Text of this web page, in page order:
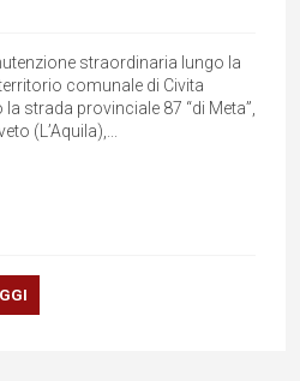
straordinaria lungo la
comunale di Civita
la strada provinciale 87 “di Meta”,
(L’Aquila),...